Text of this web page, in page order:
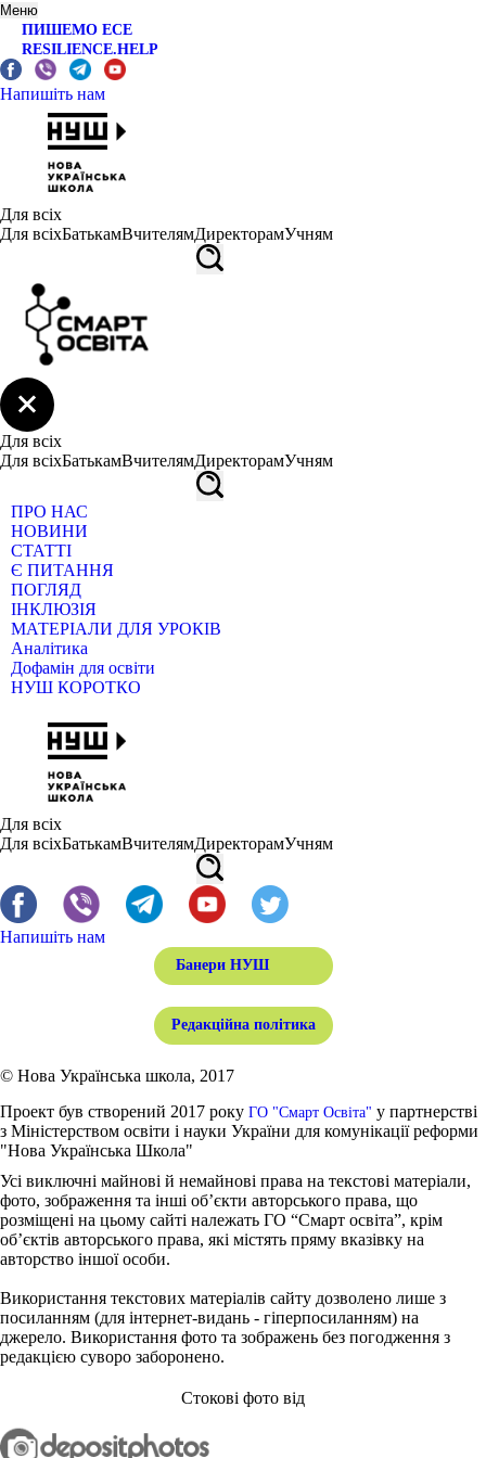
Меню
ПИШЕМО ЕСЕ
RESILIENCE.HELP
Напишіть нам
Для всіх
Для всіхБатькамВчителямДиректорамУчням
Для всіх
Для всіхБатькамВчителямДиректорамУчням
ПРО НАС
НОВИНИ
СТАТТІ
Є ПИТАННЯ
ПОГЛЯД
ІНКЛЮЗІЯ
МАТЕРІАЛИ ДЛЯ УРОКІВ
Аналітика
Дофамін для освіти
НУШ КОРОТКО
Для всіх
Для всіхБатькамВчителямДиректорамУчням
Напишіть нам
Банери НУШ
Редакційна політика
© Нова Українська школа, 2017
Проект був створений 2017 року ГО "Смарт Освіта" у партнерстві
з Міністерством освіти і науки України для комунікації реформи
"Нова Українська Школа"
Усі виключні майнові й немайнові права на текстові матеріали,
фото, зображення та інші об’єкти авторського права, що
розміщені на цьому сайті належать ГО “Смарт освіта”, крім
об’єктів авторського права, які містять пряму вказівку на
авторство іншої особи.
Використання текстових матеріалів сайту дозволено лише з
посиланням (для інтернет-видань - гіперпосиланням) на
джерело. Використання фото та зображень без погодження з
редакцією суворо заборонено.
Стокові фото від